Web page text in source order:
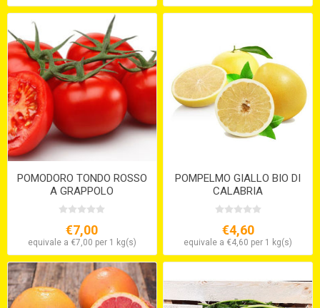
POMODORO TONDO ROSSO
A GRAPPOLO
€7,00
equivale a €7,00 per 1 kg(s)
POMPELMO GIALLO BIO DI
CALABRIA
€4,60
equivale a €4,60 per 1 kg(s)